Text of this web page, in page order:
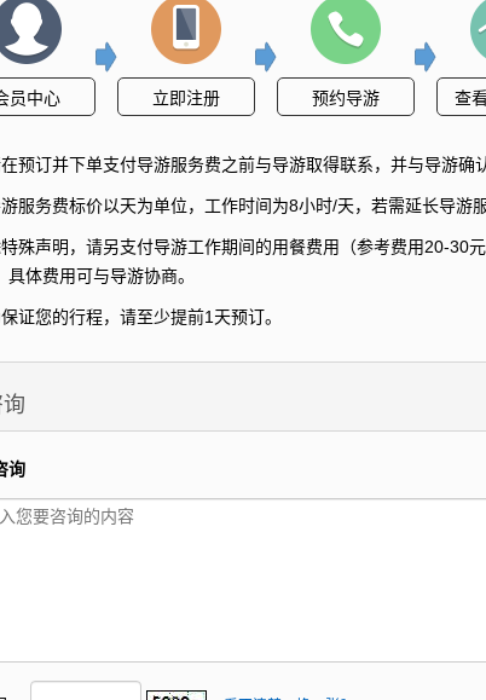
员中心 立即注册 预约导游 查
预订并下单支付导游服务费之前与导游取得联系，并与导游确
服务费标价以天为单位，工作时间为8小时/天，若需延长导游
殊声明，请另支付导游工作期间的用餐费用（参考费用20-30
具体费用可与导游协商。
证您的行程，请至少提前1天预订。
询